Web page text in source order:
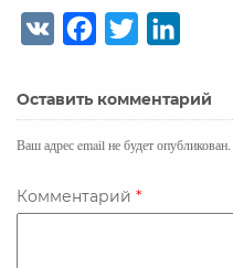
e
b
o
k
t
r
k
e
n
Оставить комментарий
Ваш адрес email не будет опубликован.
Комментарий *